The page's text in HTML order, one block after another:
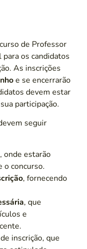
de Professor
os candidatos
As inscrições
e se encerrarão
devem estar
participação.
seguir
onde estarão
o concurso.
, fornecendo
, que
e
inscrição, que